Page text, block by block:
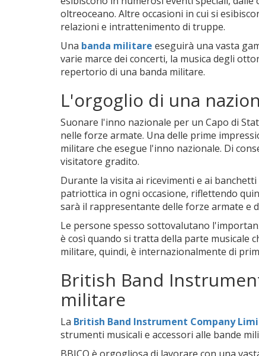
oltreoceano. Altre occasioni in cui si
relazioni e intrattenimento di truppe.
Una banda militare eseguirà una vasta
varie marce dei concerti, la musica degli
repertorio di una banda militare.
L'orgoglio di una
Suonare l'inno nazionale per un Capo di
nelle forze armate. Una delle prime
militare che esegue l'inno nazionale. Di
visitatore gradito.
Durante la visita ai ricevimenti e ai
patriottica in ogni occasione, riflettendo
sarà il rappresentante delle forze armate e
Le persone spesso sottovalutano
è così quando si tratta della parte musicale
militare, quindi, è internazionalmente di
British Band
militare
La British Band Instrument Company
strumenti musicali e accessori alle bande